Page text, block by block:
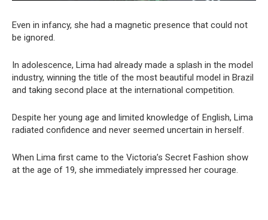
Even in infancy, she had a magnetic presence that could not
be ignored.
In adolescence, Lima had already made a splash in the model
industry, winning the title of the most beautiful model in Brazil
and taking second place at the international competition.
Despite her young age and limited knowledge of English, Lima
radiated confidence and never seemed uncertain in herself.
When Lima first came to the Victoria’s Secret Fashion show
at the age of 19, she immediately impressed her courage.